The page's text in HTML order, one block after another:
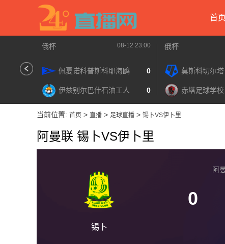
首页
俄杯 08-12 23:00
佩夏诺科普斯科耶海鸥 0
伊兹别尔巴什石油工人 0
俄杯
莫斯科切尔
赤塔足球学校
当前位置: 首页 > 直播 > 足球直播 > 锡卜VS伊卜里
阿曼联 锡卜VS伊卜里
锡卜
阿
0